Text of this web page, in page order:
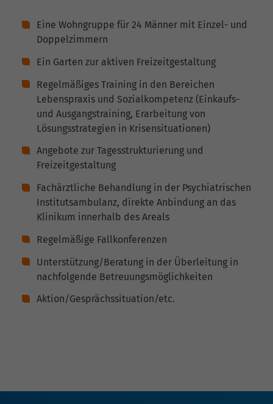
Eine Wohngruppe für 24 Männer mit Einzel- und
Doppelzimmern
Ein Garten zur aktiven Freizeitgestaltung
Regelmäßiges Training in den Bereichen
Lebenspraxis und Sozialkompetenz (Einkaufs-
und Ausgangstraining, Erarbeitung von
Lösungsstrategien in Krisensituationen)
Angebote zur Tagesstrukturierung und
Freizeitgestaltung
Fachärztliche Behandlung in der Psychiatrischen
Institutsambulanz, direkte Anbindung an das
Klinikum innerhalb des Areals
Regelmäßige Fallkonferenzen
Unterstützung/Beratung in der Überleitung in
nachfolgende Betreuungsmöglichkeiten
Aktion/Gesprächssituation/etc.